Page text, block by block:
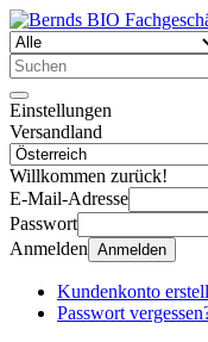
Einstellungen
Versandland
Willkommen zurück!
E-Mail-Adresse
Passwort
Anmelden Anmelden
Kundenkonto
Passwort